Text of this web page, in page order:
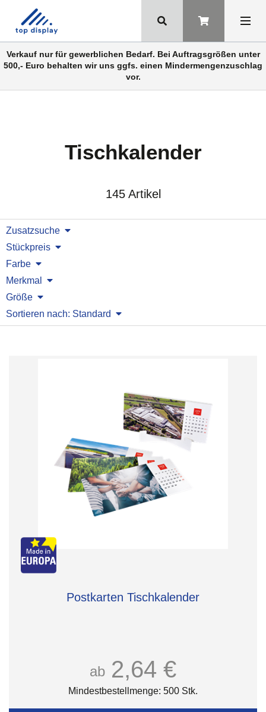
Verkauf nur für gewerblichen Bedarf. Bei Auftragsgrößen unter
500,- Euro behalten wir uns ggfs. einen Mindermengenzuschlag
vor.
Tischkalender
145 Artikel
Zusatzsuche
Stückpreis
Farbe
Merkmal
Größe
Sortieren nach: Standard
Postkarten Tischkalender
ab 2,64 €
Mindestbestellmenge: 500 Stk.